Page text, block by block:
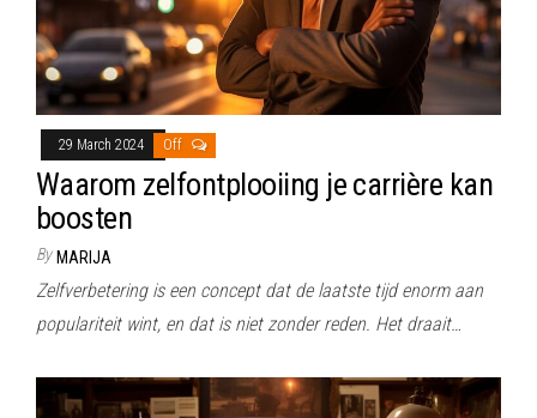
29 March 2024 Off
Waarom zelfontplooiing je carrière kan
boosten
By MARIJA
Zelfverbetering is een concept dat de laatste tijd enorm aan
populariteit wint, en dat is niet zonder reden. Het draait…